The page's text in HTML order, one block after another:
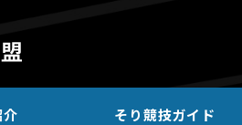
そり競技ガイド